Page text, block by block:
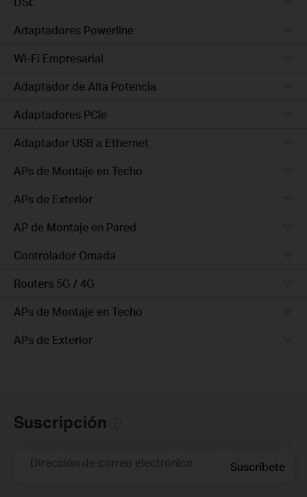
Adaptadores Powerline
Wi-Fi Empresarial
Adaptador de Alta Potencia
Adaptadores PCIe
Adaptador USB a Ethernet
APs de Montaje en Techo
APs de Exterior
AP de Montaje en Pared
Controlador Omada
Routers 5G / 4G
APs de Montaje en Techo
APs de Exterior
Suscripción
Dirección de correo electrónico Suscríbete